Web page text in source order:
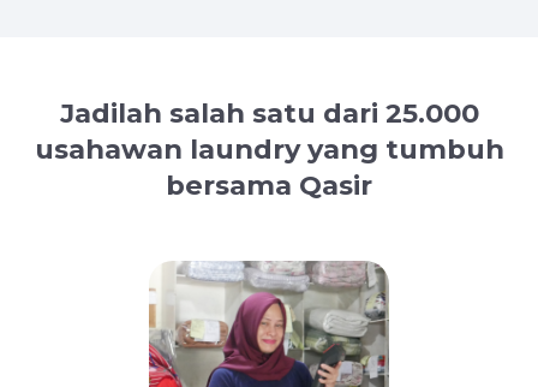
Jadilah salah satu dari 25.000
usahawan laundry yang tumbuh
bersama Qasir